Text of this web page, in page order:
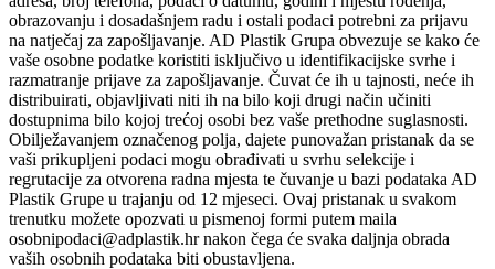
obrazovanju i dosadašnjem radu i ostali podaci potrebni za prijavu
na natječaj za zapošljavanje. AD Plastik Grupa obvezuje se kako će
vaše osobne podatke koristiti isključivo u identifikacijske svrhe i
razmatranje prijave za zapošljavanje. Čuvat će ih u tajnosti, neće ih
distribuirati, objavljivati niti ih na bilo koji drugi način učiniti
dostupnima bilo kojoj trećoj osobi bez vaše prethodne suglasnosti.
Obilježavanjem označenog polja, dajete punovažan pristanak da se
vaši prikupljeni podaci mogu obrađivati u svrhu selekcije i
regrutacije za otvorena radna mjesta te čuvanje u bazi podataka AD
Plastik Grupe u trajanju od 12 mjeseci. Ovaj pristanak u svakom
trenutku možete opozvati u pismenoj formi putem maila
osobnipodaci@adplastik.hr nakon čega će svaka daljnja obrada
vaših osobnih podataka biti obustavljena.